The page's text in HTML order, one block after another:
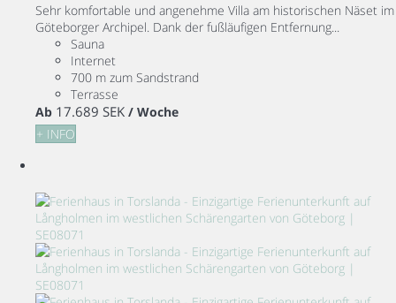
Sehr komfortable und angenehme Villa am historischen Näset im
Göteborger Archipel. Dank der fußläufigen Entfernung...
Sauna
Internet
700 m zum Sandstrand
Terrasse
Ab 17.689 SEK / Woche
+ INFO